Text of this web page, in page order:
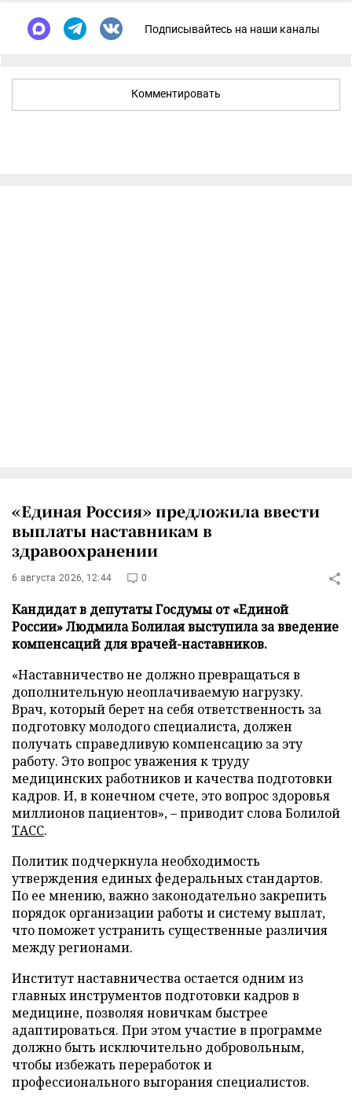
Подписывайтесь на наши каналы
Комментировать
«Единая Россия» предложила ввести
выплаты наставникам в
здравоохранении
6 августа 2026, 12:44 0
Кандидат в депутаты Госдумы от «Единой
России» Людмила Болилая выступила за введение
компенсаций для врачей-наставников.
«Наставничество не должно превращаться в
дополнительную неоплачиваемую нагрузку.
Врач, который берет на себя ответственность за
подготовку молодого специалиста, должен
получать справедливую компенсацию за эту
работу. Это вопрос уважения к труду
медицинских работников и качества подготовки
кадров. И, в конечном счете, это вопрос здоровья
миллионов пациентов», – приводит слова Болилой
ТАСС.
Политик подчеркнула необходимость
утверждения единых федеральных стандартов.
По ее мнению, важно законодательно закрепить
порядок организации работы и систему выплат,
что поможет устранить существенные различия
между регионами.
Институт наставничества остается одним из
главных инструментов подготовки кадров в
медицине, позволяя новичкам быстрее
адаптироваться. При этом участие в программе
должно быть исключительно добровольным,
чтобы избежать переработок и
профессионального выгорания специалистов.